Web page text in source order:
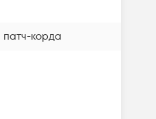
патч-корда